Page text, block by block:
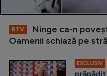
RTV
Ninge ca-n
Oamenii schiază pe
EXCLUSIV